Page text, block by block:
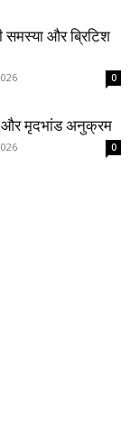
समस्या और ब्रिटिश
0
और मृदभांड अनुक्रम
0